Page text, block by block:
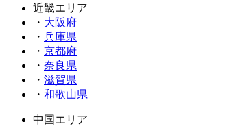
近畿エリア
・ 大阪府
・ 兵庫県
・ 京都府
・ 奈良県
・ 滋賀県
・ 和歌山県
中国エリア